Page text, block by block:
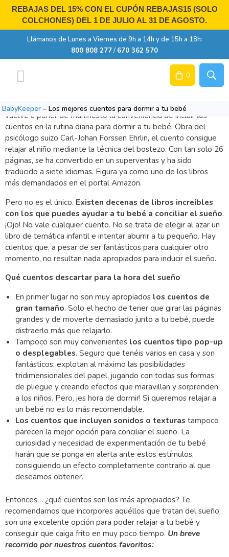
REBAJAS DEL 15% CON EL CUPÓN REBAJAS15(SOLO
COLCHONES) DEL 1 DE JULIO AL 31 DE AGOSTO.
Llámanos de Lunes a Viernes de 9h a 14h y de 15h a 18h:
800 808 277/ 670 362 570
0
BabyKeeper – Los mejores cuentos para dormir a tu bebé
El éxito del cuento infantil “El conejo que quería dormir”
vuelve a poner de manifiesto la conveniencia de incluir los
cuentos en la rutina diaria para dormir a tu bebé. Obra del
psicólogo suizo Carl-Johan Forssen Ehrlin, el cuento consigue
relajar al niño mediante la técnica del bostezo. Con tan solo 26
páginas, se ha convertido en un superventas y ha sido
traducido a siete idiomas. Figura ya como uno de los libros
más demandados en el portal Amazon.
Pero no es el único. Existen decenas de libros increíbles
con los que puedes ayudar a tu bebé a conciliar el sueño.
¡Ojo! No vale cualquier cuento. No se trata de elegir al azar un
libro de temática infantil e intentar aburrir a tu pequeño. Hay
cuentos que, a pesar de ser fantásticos para cualquier otro
momento, no resultan nada apropiados para inducir el sueño.
Qué cuentos descartar para la hora del sueño
En primer lugar no son muy apropiados los cuentos de
gran tamaño. Solo el hecho de tener que girar las páginas
grandes y de moverte demasiado junto a tu bebé, puede
distraerlo más que relajarlo.
Tampoco son muy convenientes los cuentos tipo pop-up
o desplegables. Seguro que tenéis varios en casa y son
fantásticos; explotan al máximo las posibilidades
tridimensionales del papel, jugando con todas sus formas
de pliegue y creando efectos que maravillan y sorprenden
a los niños. Pero, ¡es hora de dormir! Si queremos relajar a
un bebé no es lo más recomendable.
Los cuentos que incluyen sonidos o texturas tampoco
parecen la mejor opción para conciliar el sueño. La
curiosidad y necesidad de experimentación de tu bebé
harán que se ponga en alerta ante estos estímulos,
consiguiendo un efecto completamente contrario al que
deseamos obtener.
Entonces… ¿qué cuentos son los más apropiados? Te
recomendamos que incorpores aquéllos que tratan del sueño:
son una excelente opción para poder relajar a tu bebé y
conseguir que caiga frito en muy poco tiempo. Un breve
recorrido por nuestros cuentos favoritos: